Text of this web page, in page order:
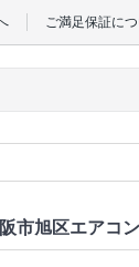
ご満足保証に
市旭区エアコ